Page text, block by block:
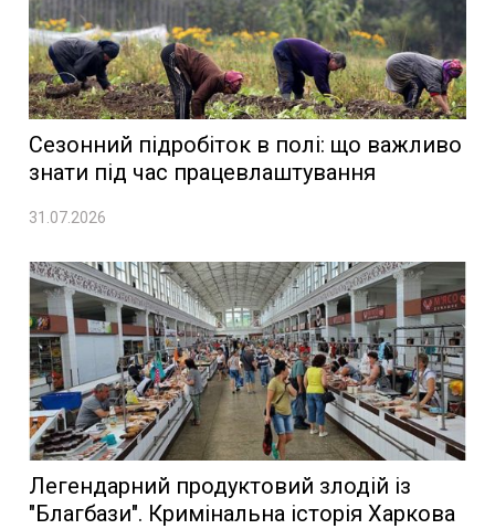
Сезонний підробіток в полі: що важливо
знати під час працевлаштування
31.07.2026
Легендарний продуктовий злодій із
"Благбази". Кримінальна історія Харкова